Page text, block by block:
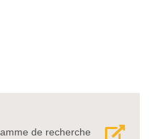
de recherche